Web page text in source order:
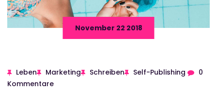
November 22 2018
Leben Marketing Schreiben Self-Publishing
0
Kommentare